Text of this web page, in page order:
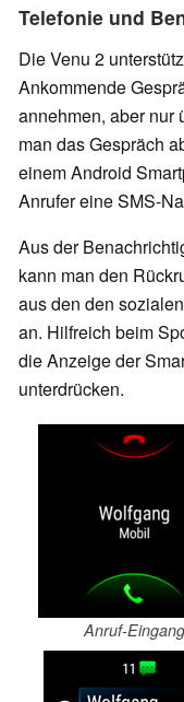
Telefonie und
Die Venu 2
Ankommende
annehmen, aber nur
man das Gespräch
einem Android
Anrufer eine SMS-
Aus der
kann man den
aus den den
an. Hilfreich beim
die Anzeige der
unterdrücken.
Anruf-Eingang